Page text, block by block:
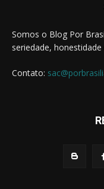
christian
louboutin
fast
Somos o Blog Por
seriedade,
Contato: